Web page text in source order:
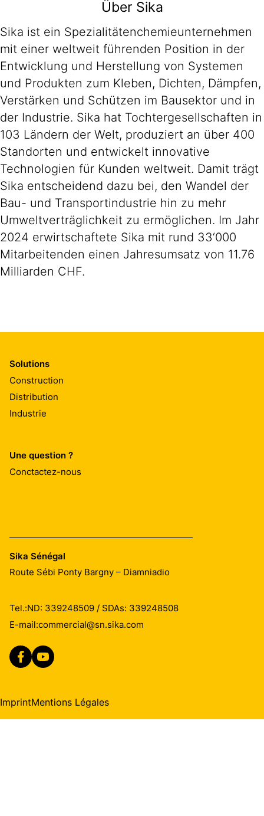
Über Sika
Sika ist ein Spezialitätenchemieunternehmen
mit einer weltweit führenden Position in der
Entwicklung und Herstellung von Systemen
und Produkten zum Kleben, Dichten, Dämpfen,
Verstärken und Schützen im Bausektor und in
der Industrie. Sika hat Tochtergesellschaften in
103 Ländern der Welt, produziert an über 400
Standorten und entwickelt innovative
Technologien für Kunden weltweit. Damit trägt
Sika entscheidend dazu bei, den Wandel der
Bau- und Transportindustrie hin zu mehr
Umweltverträglichkeit zu ermöglichen. Im Jahr
2024 erwirtschaftete Sika mit rund 33‘000
Mitarbeitenden einen Jahresumsatz von 11.76
Milliarden CHF.
Solutions
Construction
Distribution
Industrie
Une question ?
Conctactez-nous
Sika Sénégal
Route Sébi Ponty Bargny – Diamniadio
Tel.:ND: 339248509 / SDAs: 339248508
E-mail:commercial@sn.sika.com
ImprintMentions Légales